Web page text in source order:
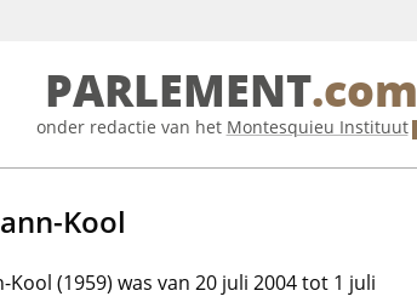
PARLEMENT.com
onder redactie van het Montesquieu Instituut
Kool
(1959) was van 20 juli 2004 tot 1 juli